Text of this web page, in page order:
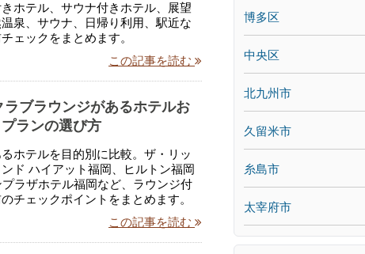
ホテル、サウナ付きホテル、展望
泉、サウナ、日帰り利用、駅近な
ェックをまとめます。
この記事を読む
ラブラウンジがあるホテルお
ランの選び方
ホテルを目的別に比較。ザ・リッ
ド ハイアット福岡、ヒルトン福岡
ラザホテル福岡など、ラウンジ付
チェックポイントをまとめます。
この記事を読む
博多区
中央区
北九州市
久留米市
糸島市
太宰府市